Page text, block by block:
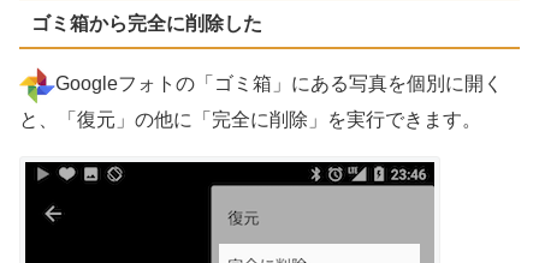
ゴミ箱から完全に削除した
Googleフォトの「ゴミ箱」にある写真を個別に開く
と、「復元」の他に「完全に削除」を実行できます。